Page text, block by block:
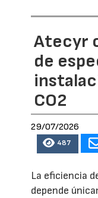
Atecyr
de
CO2
29/07/2026
487
La eficiencia
depende